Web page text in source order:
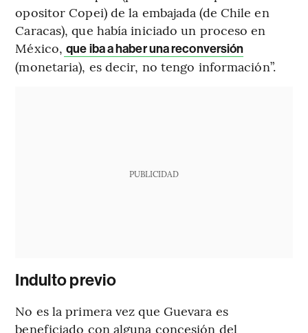
opositor Copei) de la embajada (de Chile en
Caracas), que había iniciado un proceso en
México, que iba a haber una reconversión
(monetaria), es decir, no tengo información”.
PUBLICIDAD
Indulto previo
No es la primera vez que Guevara es
beneficiado con alguna concesión del